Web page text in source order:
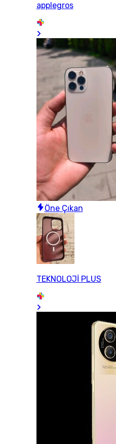
applegros
Öne Çıkan
TEKNOLOJİ PLUS